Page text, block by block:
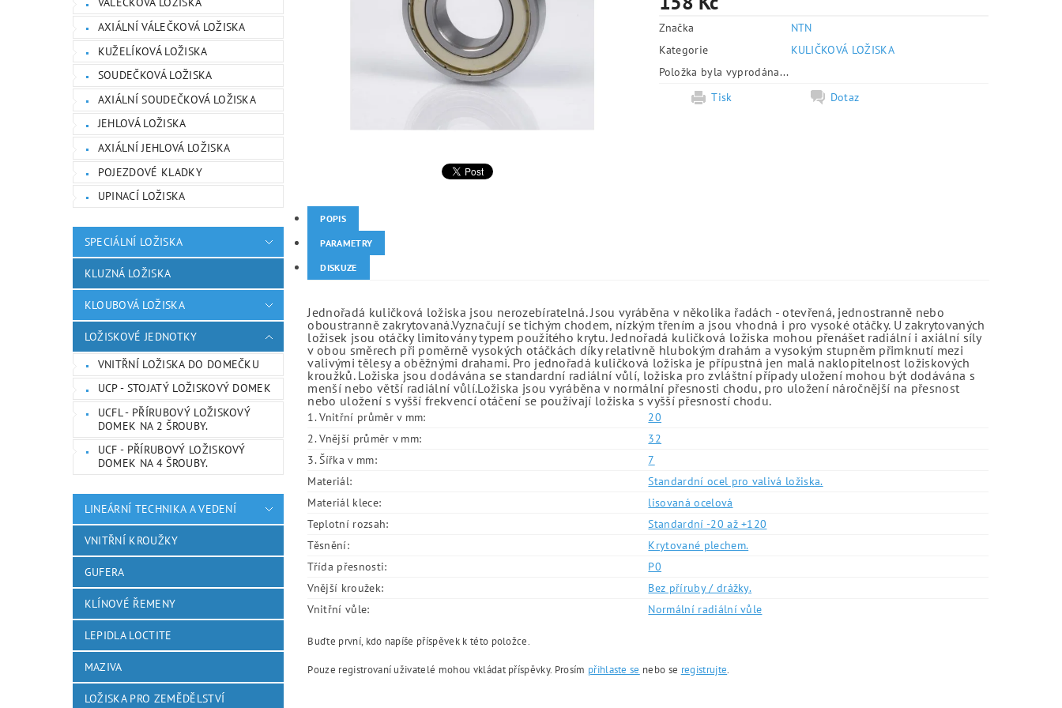
AXIÁLNÍ VÁLEČKOVÁ LOŽISKA
KUŽELÍKOVÁ LOŽISKA
SOUDEČKOVÁ LOŽISKA
AXIÁLNÍ SOUDEČKOVÁ LOŽISKA
JEHLOVÁ LOŽISKA
AXIÁLNÍ JEHLOVÁ LOŽISKA
POJEZDOVÉ KLADKY
UPINACÍ LOŽISKA
SPECIÁLNÍ LOŽISKA
KLUZNÁ LOŽISKA
KLOUBOVÁ LOŽISKA
LOŽISKOVÉ JEDNOTKY
VNITŘNÍ LOŽISKA DO DOMEČKU
UCP - STOJATÝ LOŽISKOVÝ DOMEK
UCFL - PŘÍRUBOVÝ LOŽISKOVÝ
DOMEK NA 2 ŠROUBY.
UCF - PŘÍRUBOVÝ LOŽISKOVÝ
DOMEK NA 4 ŠROUBY.
LINEÁRNÍ TECHNIKA A VEDENÍ
VNITŘNÍ KROUŽKY
GUFERA
KLÍNOVÉ ŘEMENY
LEPIDLA LOCTITE
MAZIVA
LOŽISKA PRO ZEMĚDĚLSTVÍ
Značka
NTN
Kategorie
KULIČKOVÁ LOŽISKA
Položka byla vyprodána...
Tisk
Dotaz
POPIS
PARAMETRY
DISKUZE
Jednořadá kuličková ložiska jsou nerozebíratelná. Jsou vyráběna v několika řadách - otevřená, jednostranně nebo
oboustranně zakrytovaná.Vyznačují se tichým chodem, nízkým třením a jsou vhodná i pro vysoké otáčky. U zakrytovaných
ložisek jsou otáčky limitovány typem použitého krytu. Jednořadá kuličková ložiska mohou přenášet radiální i axiální síly
v obou směrech při poměrně vysokých otáčkách díky relativně hlubokým drahám a vysokým stupněm přimknutí mezi
valivými tělesy a oběžnými drahami. Pro jednořadá kuličková ložiska je přípustná jen malá naklopitelnost ložiskových
kroužků. Ložiska jsou dodávána se standardní radiální vůlí, ložiska pro zvláštní případy uložení mohou být dodávána s
menší nebo větší radiální vůlí.Ložiska jsou vyráběna v normální přesnosti chodu, pro uložení náročnější na přesnost
nebo uložení s vyšší frekvencí otáčení se používají ložiska s vyšší přesností chodu.
1. Vnitřní průměr v mm:
20
2. Vnější průměr v mm:
32
3. Šířka v mm:
7
Materiál:
Standardní ocel pro valivá ložiska.
Materiál klece:
lisovaná ocelová
Teplotní rozsah:
Standardní -20 až +120
Těsnění:
Krytované plechem.
Třída přesnosti:
P0
Vnější kroužek:
Bez příruby / drážky.
Vnitřní vůle:
Normální radiální vůle
Buďte první, kdo napíše příspěvek k této položce.
Pouze registrovaní uživatelé mohou vkládat příspěvky. Prosím přihlaste se nebo se registrujte.